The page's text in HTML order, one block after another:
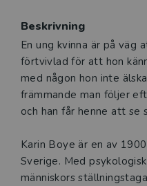
Beskrivning
En ung kvinna är på väg
förtvivlad för att hon
med någon hon inte
främmande man följer
och han får henne att
Karin Boye är en av
Sverige. Med
människors